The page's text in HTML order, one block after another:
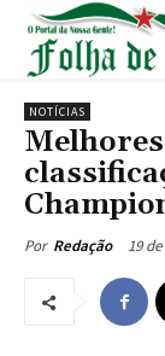
NOTÍCIAS
Por Redação 19